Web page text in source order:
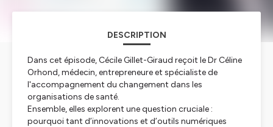
DESCRIPTION
Dans cet épisode, Cécile Gillet-Giraud reçoit le Dr Céline
Orhond, médecin, entrepreneure et spécialiste de
l'accompagnement du changement dans les
organisations de santé.
Ensemble, elles explorent une question cruciale :
pourquoi tant d’innovations et d’outils numériques